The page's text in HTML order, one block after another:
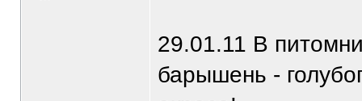
29.01.11 В
барышень -